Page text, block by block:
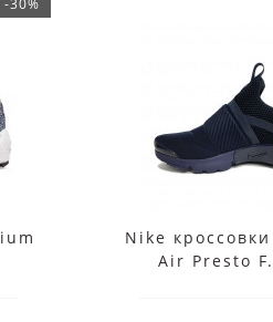
Nike
Air Presto